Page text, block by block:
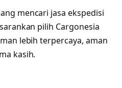
mencari jasa ekspedisi
pilih Cargonesia
lebih terpercaya, aman
kasih.